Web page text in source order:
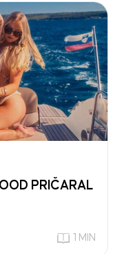
PRIČARAL
1 MIN